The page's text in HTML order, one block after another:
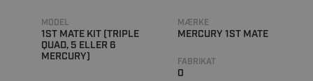
MODEL
1ST MATE KIT (TRIPLE
QUAD, 5 ELLER 6
MERCURY)
MÆRKE
MERCURY 1ST MATE
FABRIKAT
0